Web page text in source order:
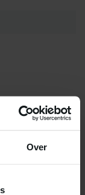
Over